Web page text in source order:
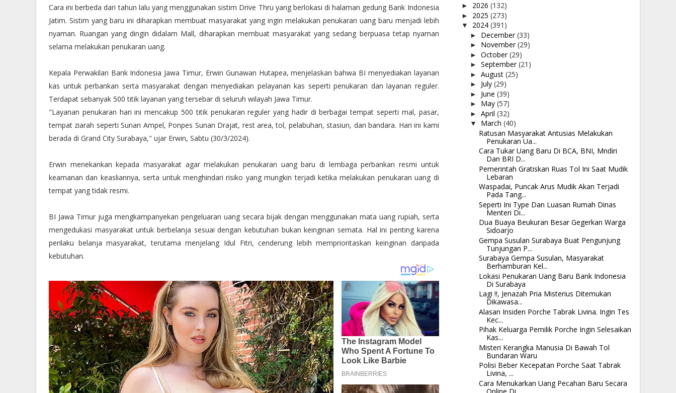
Cara ini berbeda dari tahun lalu yang menggunakan sistim Drive Thru yang berlokasi di halaman gedung Bank Indonesia
Jatim. Sistim yang baru ini diharapkan membuat masyarakat yang ingin melakukan penukaran uang baru menjadi lebih
nyaman. Ruangan yang dingin didalam Mall, diharapkan membuat masyarakat yang sedang berpuasa tetap nyaman
selama melakukan penukaran uang.
Kepala Perwakilan Bank Indonesia Jawa Timur, Erwin Gunawan Hutapea, menjelaskan bahwa BI menyediakan layanan
kas untuk perbankan serta masyarakat dengan menyediakan pelayanan kas seperti penukaran dan layanan reguler.
Terdapat sebanyak 500 titik layanan yang tersebar di seluruh wilayah Jawa Timur.
"Layanan penukaran hari ini mencakup 500 titik penukaran reguler yang hadir di berbagai tempat seperti mal, pasar,
tempat ziarah seperti Sunan Ampel, Ponpes Sunan Drajat, rest area, tol, pelabuhan, stasiun, dan bandara. Hari ini kami
berada di Grand City Surabaya," ujar Erwin, Sabtu (30/3/2024).
Erwin menekankan kepada masyarakat agar melakukan penukaran uang baru di lembaga perbankan resmi untuk
keamanan dan keasliannya, serta untuk menghindari risiko yang mungkin terjadi ketika melakukan penukaran uang di
tempat yang tidak resmi.
BI Jawa Timur juga mengkampanyekan pengeluaran uang secara bijak dengan menggunakan mata uang rupiah, serta
mengedukasi masyarakat untuk berbelanja sesuai dengan kebutuhan bukan keinginan semata. Hal ini penting karena
perilaku belanja masyarakat, terutama menjelang Idul Fitri, cenderung lebih memprioritaskan keinginan daripada
kebutuhan.
► 2026 (132)
► 2025 (273)
▼ 2024 (391)
► December(33)
► November(29)
► October(29)
► September(21)
► August (25)
► July (29)
► June (39)
► May (57)
► April (32)
▼ March (40)
Ratusan Masyarakat Antusias Melakukan
Penukaran Ua...
Cara Tukar Uang Baru Di BCA, BNI, Mndiri
Dan BRI D...
Pemerintah Gratiskan Ruas Tol Ini Saat Mudik
Lebaran
Waspadai, Puncak Arus Mudik Akan Terjadi
Pada Tang...
Seperti Ini Type Dan Luasan Rumah Dinas
Menteri Di...
Dua Buaya Beukuran Besar Gegerkan Warga
Sidoarjo
Gempa Susulan Surabaya Buat Pengunjung
Tunjungan P...
Surabaya Gempa Susulan, Masyarakat
Berhamburan Kel...
Lokasi Penukaran Uang Baru Bank Indonesia
Di Surabaya
Lagi !!, Jenazah Pria Misterius Ditemukan
Dikawasa...
Alasan Insiden Porche Tabrak Livina. Ingin Tes
Kec...
Pihak Keluarga Pemilik Porche Ingin Selesaikan
Kas...
Misteri Kerangka Manusia Di Bawah Tol
Bundaran Waru
Polisi Beber Kecepatan Porche Saat Tabrak
Livina, ...
Cara Menukarkan Uang Pecahan Baru Secara
Online Di...